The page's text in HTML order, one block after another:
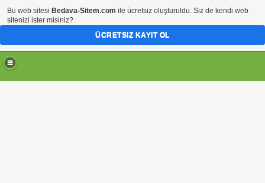
Bu web sitesi Bedava-Sitem.com ile ücretsiz oluşturuldu. Siz de kendi web
sitenizi ister misiniz?
ÜCRETSIZ KAYIT OL